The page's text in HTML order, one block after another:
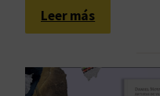
vo
n
d
Leer más:
“
u